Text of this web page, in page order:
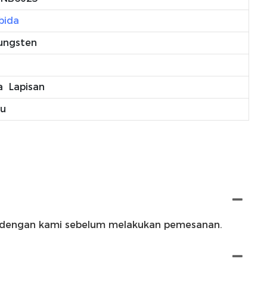
Lapisan
kami sebelum melakukan pemesanan.